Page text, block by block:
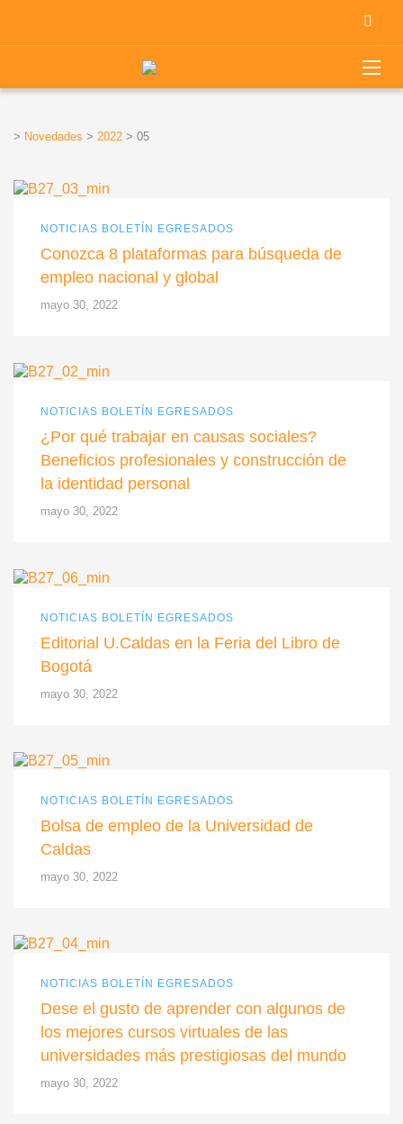
> Novedades > 2022 > 05
NOTICIAS BOLETÍN EGRESADOS
Conozca 8 plataformas para búsqueda de
empleo nacional y global
mayo 30, 2022
NOTICIAS BOLETÍN EGRESADOS
¿Por qué trabajar en causas sociales?
Beneficios profesionales y construcción de
la identidad personal
mayo 30, 2022
NOTICIAS BOLETÍN EGRESADOS
Editorial U.Caldas en la Feria del Libro de
Bogotá
mayo 30, 2022
NOTICIAS BOLETÍN EGRESADOS
Bolsa de empleo de la Universidad de
Caldas
mayo 30, 2022
NOTICIAS BOLETÍN EGRESADOS
Dese el gusto de aprender con algunos de
los mejores cursos virtuales de las
universidades más prestigiosas del mundo
mayo 30, 2022